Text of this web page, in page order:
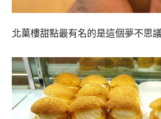
北菓樓甜點最有名的是這個夢不思